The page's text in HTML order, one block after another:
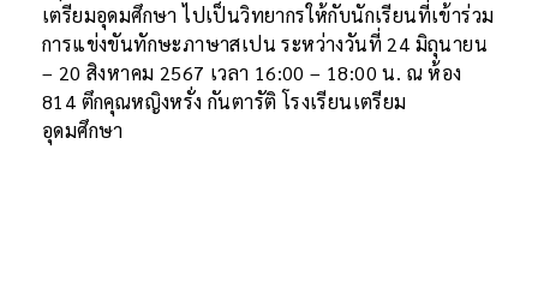
เตรียมอุดมศึกษา ไปเป็นวิทยากรให้กับนักเรียนที่เข้าร่วม
การแข่งขันทักษะภาษาสเปน ระหว่างวันที่ 24 มิถุนายน
– 20 สิงหาคม 2567 เวลา 16:00 – 18:00 น. ณ ห้อง
814 ตึกคุณหญิงหรั่ง กันตารัติ โรงเรียนเตรียม
อุดมศึกษา